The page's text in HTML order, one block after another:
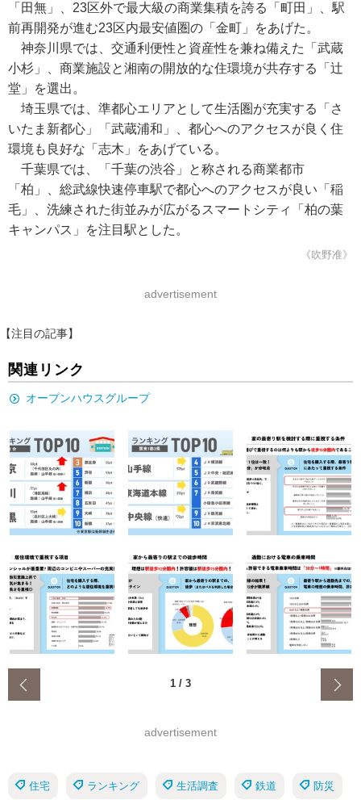
「田無」、23区外で最大級の商業集積を誇る「町田」、駅
前再開発が進む23区内最安値圏の「金町」をあげた。
神奈川県では、交通利便性と資産性を兼ね備えた「武蔵
小杉」、商業施設と湘南の開放的な住環境が共存する「辻
堂」を選出。
埼玉県では、準都心エリアとして生活圏が充実する「さ
いたま新都心」「武蔵浦和」、都心へのアクセスが良く住
環境も良好な「志木」をあげている。
千葉県では、「千葉の渋谷」と称される商業都市
「柏」、総武線快速停車駅で都心へのアクセスが良い「稲
毛」、洗練された街並みが広がるスマートシティ「柏の葉
キャンパス」を注目駅とした。
《吹野准》
advertisement
【注目の記事】
関連リンク
オープンハウスグループ
1 / 3
advertisement
住宅 ランキング 生活調査 鉄道 防災